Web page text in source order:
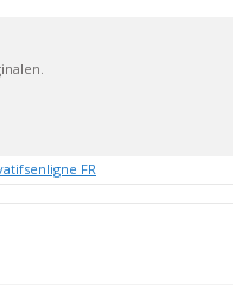
FR